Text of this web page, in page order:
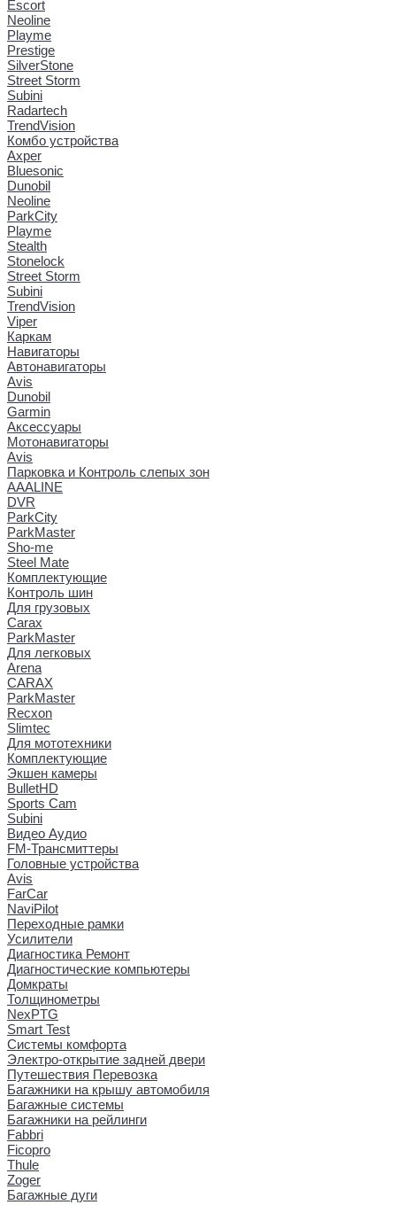
Escort
Neoline
Playme
Prestige
SilverStone
Street Storm
Subini
Radartech
TrendVision
Комбо устройства
Axper
Bluesonic
Dunobil
Neoline
ParkCity
Playme
Stealth
Stonelock
Street Storm
Subini
TrendVision
Viper
Каркам
Навигаторы
Автонавигаторы
Avis
Dunobil
Garmin
Аксессуары
Мотонавигаторы
Avis
Парковка и Контроль слепых зон
AAALINE
DVR
ParkCity
ParkMaster
Sho-me
Steel Mate
Комплектующие
Контроль шин
Для грузовых
Carax
ParkMaster
Для легковых
Arena
CARAX
ParkMaster
Recxon
Slimtec
Для мототехники
Комплектующие
Экшен камеры
BulletHD
Sports Cam
Subini
Видео Аудио
FM-Трансмиттеры
Головные устройства
Avis
FarCar
NaviPilot
Переходные рамки
Усилители
Диагностика Ремонт
Диагностические компьютеры
Домкраты
Толщинометры
NexPTG
Smart Test
Системы комфорта
Электро-открытие задней двери
Путешествия Перевозка
Багажники на крышу автомобиля
Багажные системы
Багажники на рейлинги
Fabbri
Ficopro
Thule
Zoger
Багажные дуги